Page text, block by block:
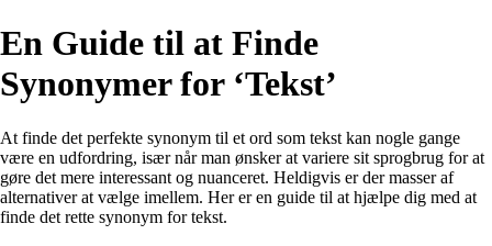
En Guide til at Finde
Synonymer for ‘Tekst’
At finde det perfekte synonym til et ord som tekst kan nogle gange
være en udfordring, især når man ønsker at variere sit sprogbrug for at
gøre det mere interessant og nuanceret. Heldigvis er der masser af
alternativer at vælge imellem. Her er en guide til at hjælpe dig med at
finde det rette synonym for tekst.